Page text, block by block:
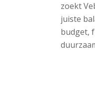
zoekt
juiste
budget,